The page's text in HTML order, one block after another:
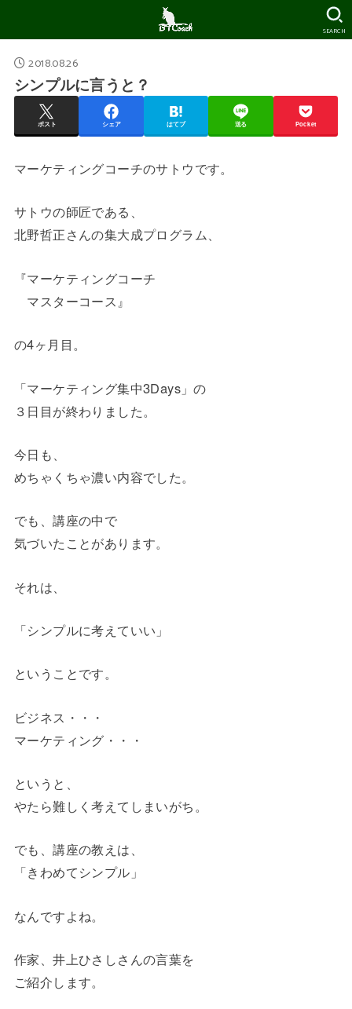
SEARCH
2018.08.26
シンプルに言うと？
ポスト シェア はてブ 送る Pocket
マーケティングコーチのサトウです。
サトウの師匠である、
北野哲正さんの集大成プログラム、
『マーケティングコーチ
マスターコース』
の4ヶ月目。
「マーケティング集中3Days」の
３日目が終わりました。
今日も、
めちゃくちゃ濃い内容でした。
でも、講座の中で
気づいたことがあります。
それは、
「シンプルに考えていい」
ということです。
ビジネス・・・
マーケティング・・・
というと、
やたら難しく考えてしまいがち。
でも、講座の教えは、
「きわめてシンプル」
なんですよね。
作家、井上ひさしさんの言葉を
ご紹介します。